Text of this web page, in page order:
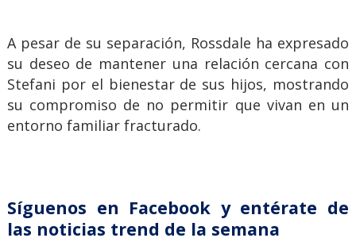
A pesar de su separación, Rossdale ha expresado
su deseo de mantener una relación cercana con
Stefani por el bienestar de sus hijos, mostrando
su compromiso de no permitir que vivan en un
entorno familiar fracturado.
Síguenos en Facebook y entérate de
las noticias trend de la semana